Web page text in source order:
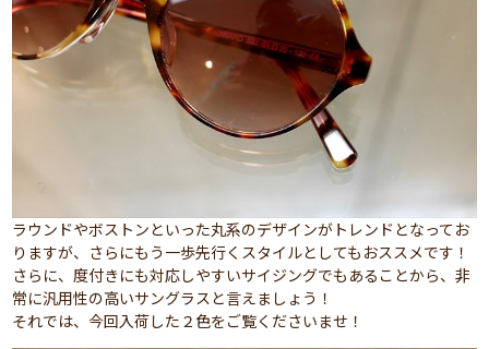
ラウンドやボストンといった丸系のデザインがトレンドとなってお
りますが、さらにもう一歩先行くスタイルとしてもおススメです！
さらに、度付きにも対応しやすいサイジングでもあることから、非
常に汎用性の高いサングラスと言えましょう！
それでは、今回入荷した２色をご覧くださいませ！